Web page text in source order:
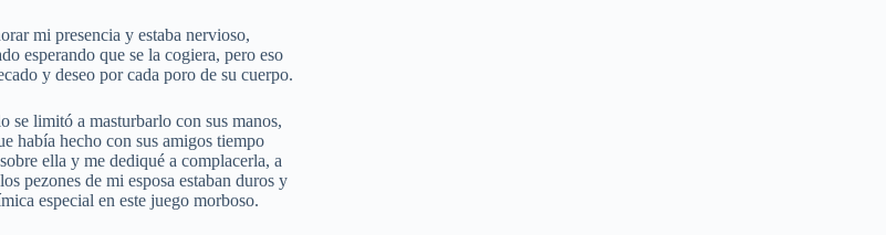
mi presencia y estaba nervioso,
esperando que se la cogiera, pero eso
y deseo por cada poro de su cuerpo.
se limitó a masturbarlo con sus manos,
había hecho con sus amigos tiempo
ella y me dediqué a complacerla, a
pezones de mi esposa estaban duros y
especial en este juego morboso.